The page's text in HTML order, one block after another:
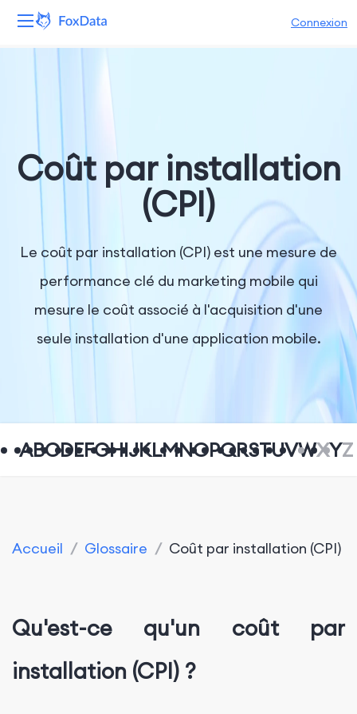
Connexion
Solutions
Ressources
Entreprise
Coût par installation
(CPI)
Le coût par installation (CPI) est une mesure de
performance clé du marketing mobile qui
mesure le coût associé à l'acquisition d'une
seule installation d'une application mobile.
ABCDEFGHIJKLMNOPQRSTUVWXYZ
Accueil / Glossaire / Coût par installation (CPI)
Qu'est-ce qu'un coût par
installation (CPI) ?